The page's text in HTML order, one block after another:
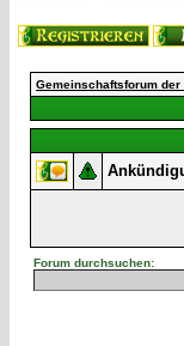
Gemeinschaftsforum der
Forum durchsuchen: